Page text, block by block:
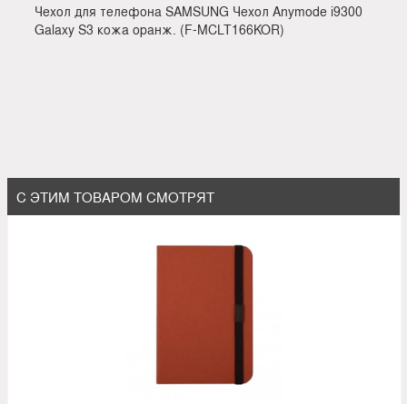
Чехол для телефона SAMSUNG Чехол Anymode i9300
Galaxy S3 кожа оранж. (F-MCLT166KOR)
С ЭТИМ ТОВАРОМ СМОТРЯТ